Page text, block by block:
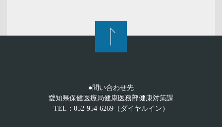
●問い合わせ先
愛知県保健医療局健康医務部健康対策課
TEL：052-954-6269（ダイヤルイン）